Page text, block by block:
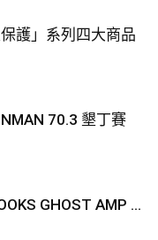
護」系列四大商品
70.3 墾丁賽
GHOST AMP ...